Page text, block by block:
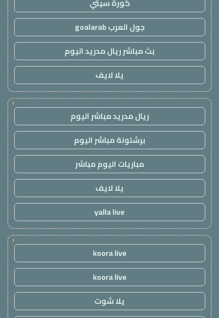
كورة سيتي
جول العرب goalarab
بث مباشر ريال مدريد اليوم
يلا لايف
!
ريال مدريد مباشر اليوم
برشلونة مباشر اليوم
مباريات اليوم مباشر
يلا لايف
yalla live
!
koora live
koora live
يلا شوت